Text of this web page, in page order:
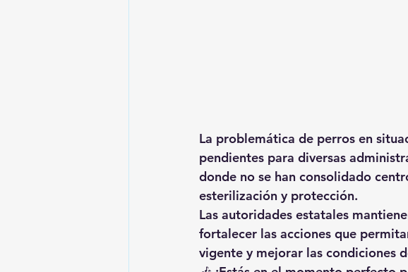
La problemática de perros en
pendientes para diversas
donde no se han consolidado
esterilización y protección.
Las autoridades estatales
fortalecer las acciones que
vigente y mejorar las condiciones